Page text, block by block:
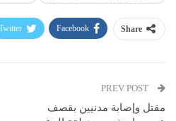
Share
Facebook
مقتل وإصابة مدنيين بقصف